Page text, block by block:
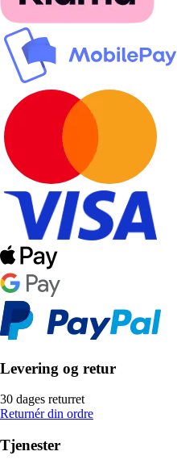
Levering og retur
30 dages returret
Returnér din ordre
Tjenester